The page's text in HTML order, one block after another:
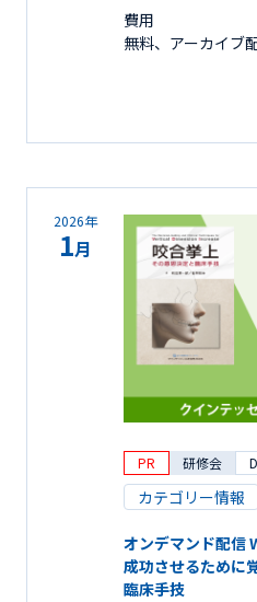
費用
無料、アーカイブ
2026年
1月
PR 研修会
カテゴリー情報
オンデマンド配信
成功させるために
臨床手技